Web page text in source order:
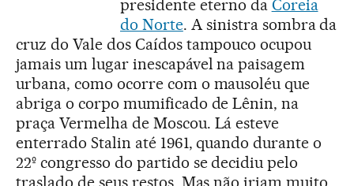
presidente eterno da Coreia
do Norte. A sinistra sombra da
cruz do Vale dos Caídos tampouco ocupou
jamais um lugar inescapável na paisagem
urbana, como ocorre com o mausoléu que
abriga o corpo mumificado de Lênin, na
praça Vermelha de Moscou. Lá esteve
enterrado Stalin até 1961, quando durante o
22º congresso do partido se decidiu pelo
traslado de seus restos. Mas não iriam muito